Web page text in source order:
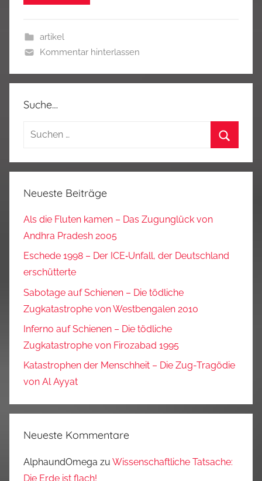
artikel
Kommentar hinterlassen
Suche…
Suchen
Neueste Beiträge
Als die Fluten kamen – Das Zugunglück von
Andhra Pradesh 2005
Eschede 1998 – Der ICE‑Unfall, der Deutschland
erschütterte
Sabotage auf Schienen – Die tödliche
Zugkatastrophe von Westbengalen 2010
Inferno auf Schienen – Die tödliche
Zugkatastrophe von Firozabad 1995
Katastrophen der Menschheit – Die Zug-Tragödie
von Al Ayyat
Neueste Kommentare
AlphaundOmega zu Wissenschaftliche Tatsache:
Die Erde ist flach!